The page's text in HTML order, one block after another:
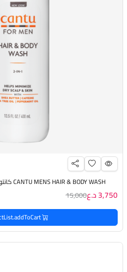
CANTU MENS HAIR & BODY WASH كانتو شامبو وغسول جسم للرجال
3,750 د.ع 15,000
productList.addToCart